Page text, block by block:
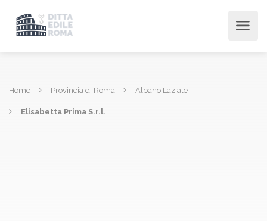
Home Provincia di Roma Albano Laziale
Elisabetta Prima S.r.l.